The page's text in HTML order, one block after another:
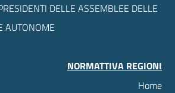
DELLE ASSEMBLEE DELLE
AUTONOME
NORMATTIVA REGIONI
Home